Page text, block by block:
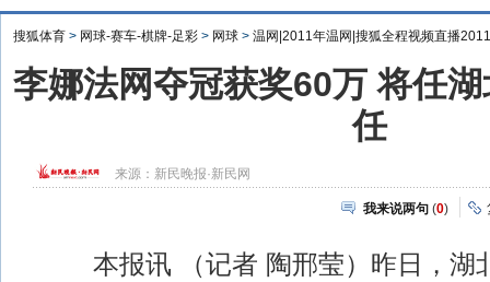
搜狐体育 > 网球-赛车-棋牌-足彩 > 网球 > 温网|2011年温网|搜狐全程视频直播
李娜法网夺冠获奖60万 将任
任
来源： 新民晚报·新民网
我来说两句 (0)
本报讯 （记者 陶邢莹）昨日，湖